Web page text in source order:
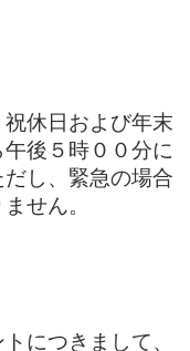
休日および年末
後５時００分に
し、緊急の場合
せん。
につきまして、